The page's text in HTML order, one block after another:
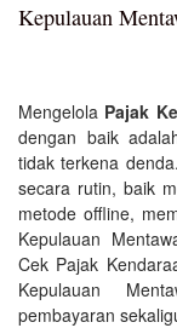
Kepulauan
Mengelola Pajak
dengan baik
tidak terkena
secara rutin, baik
metode offline,
Kepulauan
Cek Pajak
Kepulauan
pembayaran